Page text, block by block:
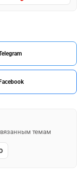
Facebook
темам